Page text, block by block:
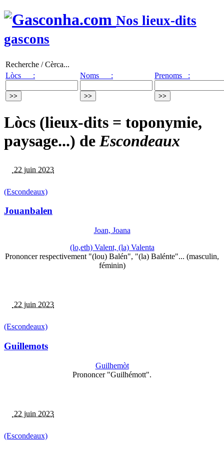
Nos lieux-dits
gascons
Recherche / Cèrca...
Lòcs :
Noms : Prenoms :
Lòcs (lieux-dits = toponymie,
paysage...) deEscondeaux
22 juin 2023
(Escondeaux)
Jouanbalen
Joan, Joana
(lo,eth) Valent, (la) Valenta
Prononcer respectivement "(lou) Balén", "(la) Balénte"... (masculin,
féminin)
22 juin 2023
(Escondeaux)
Guillemots
Guilhemòt
Prononcer "Guilhémott".
22 juin 2023
(Escondeaux)